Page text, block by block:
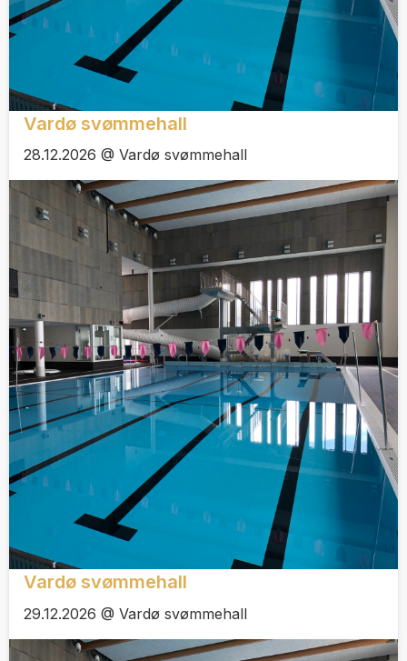
Vardø svømmehall
28.12.2026 @ Vardø svømmehall
Vardø svømmehall
29.12.2026 @ Vardø svømmehall